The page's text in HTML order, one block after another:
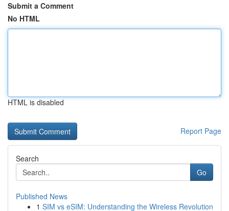
Submit a Comment
No HTML
HTML is disabled
Report Page
Search
Go
Published News
1 SIM vs eSIM: Understanding the Wireless Revolution